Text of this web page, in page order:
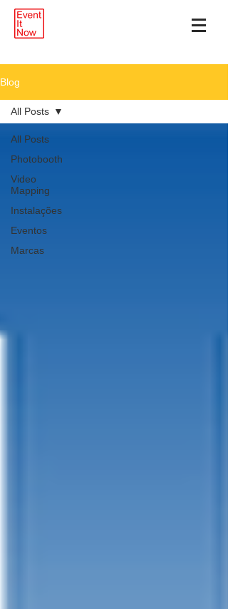
Blog
All Posts
Photobooth
Video
Mapping
Instalações
Eventos
Marcas
All Posts